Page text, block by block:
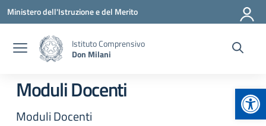
Vai ai contenuti
Vai al menu di navigazione
Vai al footer
Ministero dell'Istruzione e del Merito
Istituto Comprensivo
Don Milani
Moduli Docenti
Moduli Docenti